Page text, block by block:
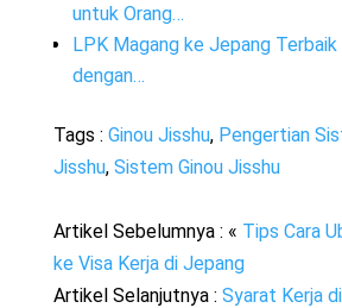
untuk Orang…
LPK Magang ke Jepang
dengan…
Tags : Ginou Jisshu, Pengertian
Jisshu, Sistem Ginou Jisshu
Artikel Sebelumnya : « Tips Cara
ke Visa Kerja di Jepang
Artikel Selanjutnya : Syarat Kerja